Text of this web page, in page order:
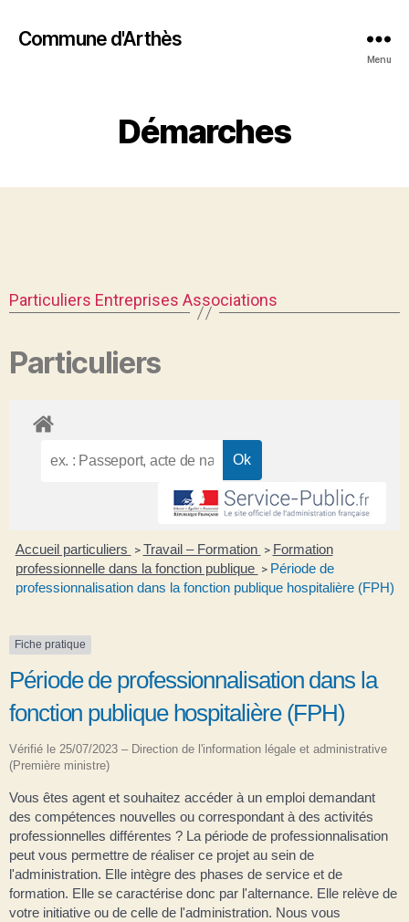
Commune d'Arthès
Menu
Démarches
Particuliers Entreprises Associations
Particuliers
Accueil particuliers > Travail – Formation > Formation
professionnelle dans la fonction publique > Période de
professionnalisation dans la fonction publique hospitalière (FPH)
Fiche pratique
Période de professionnalisation dans la
fonction publique hospitalière (FPH)
Vérifié le 25/07/2023 – Direction de l'information légale et administrative
(Première ministre)
Vous êtes agent et souhaitez accéder à un emploi demandant
des compétences nouvelles ou correspondant à des activités
professionnelles différentes ? La période de professionnalisation
peut vous permettre de réaliser ce projet au sein de
l'administration. Elle intègre des phases de service et de
formation. Elle se caractérise donc par l'alternance. Elle relève de
votre initiative ou de celle de l'administration. Nous vous